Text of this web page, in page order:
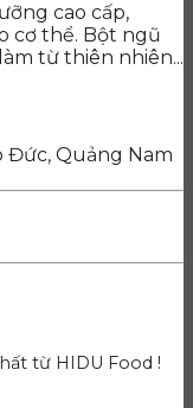
cao cấp,
cơ thể. Bột ngũ
từ thiên nhiên...
Đức, Quảng Nam
từ HIDU Food !